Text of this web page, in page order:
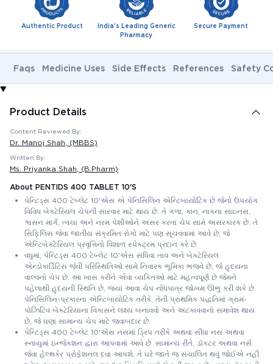
Authentic Product
India's Leading Generic
Pharmacy
Secure Payment
Faqs Medicine Uses Side Effects References Safety
Product Details
Content Reviewed By:
Dr. Manoj Shah , (MBBS)
Written By:
Ms. Priyanka Shah , (B.Pharm)
About PENTIDS 400 TABLET 10'S
પેન્ટિડ્સ 400 ટેબ્લેટ 10'એસ એ પેનિસિલિન એન્ટિબાયોટિક છે જેનો ઉપયોગ
વિવિધ બેક્ટેરિયલ ચેપની સારવાર માટે થાય છે. તે ગળા, કાન, નાકના સાઇનસ,
શ્વસન માર્ગ, ત્વચા અને નરમ પેશીઓને અસર કરતા ચેપ સામે અસરકારક છે. તે
સિફિલિસ જેવા જાતીય સંક્રમિત રોગો માટે પણ સૂચવવામાં આવે છે, જે
એન્ટિબેક્ટેરિયલ પ્રવૃત્તિનો વિશાળ સ્પેક્ટ્રમ પ્રદાન કરે છે.
વધુમાં, પેન્ટિડ્સ 400 ટેબ્લેટ 10'એસ સંધિવા તાવ અને બેક્ટેરિયલ
એન્ડોકાર્ડિટિસ જેવી પરિસ્થિતિઓ સામે નિવારક ભૂમિકા ભજવે છે, જે હૃદયના
વાલ્વનો ચેપ છે. આ ખાસ કરીને એવા વ્યક્તિઓ માટે મહત્વપૂર્ણ છે જેમને
પહેલાથી હૃદયની સ્થિતિ છે, જ્યાં આવા ચેપ નોંધપાત્ર જોખમ ઊભું કરી શકે છે.
પેનિસિલિન-પ્રકારના એન્ટિબાયોટિક તરીકે, તેની પ્રાથમિક પદ્ધતિમાં ગ્રામ-
પોઝિટિવ બેક્ટેરિયાના વિકાસને લક્ષ્ય બનાવવો અને અટકાવવાનો સમાવેશ થાય
છે, જે ઘણા સામાન્ય ચેપ માટે જવાબદાર છે.
પેન્ટિડ્સ 400 ટેબ્લેટ 10'એસ નસમાં ડ્રિપ તરીકે અથવા સીધા નસ અથવા
સ્નાયુમાં ઇન્જેક્શન દ્વારા આપવામાં આવે છે. સામાન્ય રીતે, ડૉક્ટર અથવા નર્સ
જેવા હેલ્થકેર પ્રોફેશનલ દવા આપશે. તે ઘરે જાતે જ સંચાલિત થવું જોઈએ નહીં.